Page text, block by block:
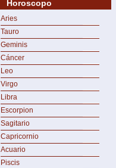
Horoscopo
Aries
Tauro
Geminis
Cáncer
Leo
Virgo
Libra
Escorpion
Sagitario
Capricornio
Acuario
Piscis